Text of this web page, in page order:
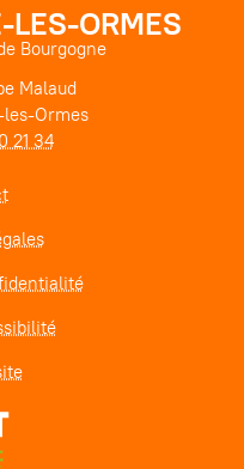
LES-ORMES
Bourgogne
Malaud
les-Ormes
21 34